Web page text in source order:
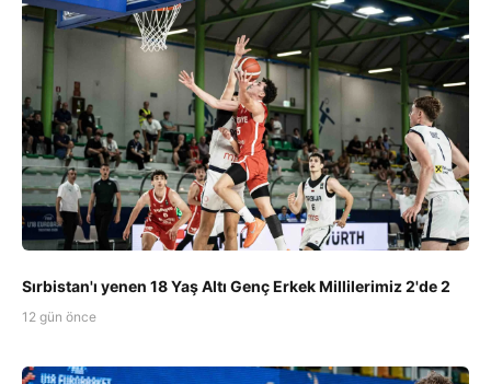
Sırbistan'ı yenen 18 Yaş Altı Genç Erkek Millilerimiz 2'de 2
12 gün önce